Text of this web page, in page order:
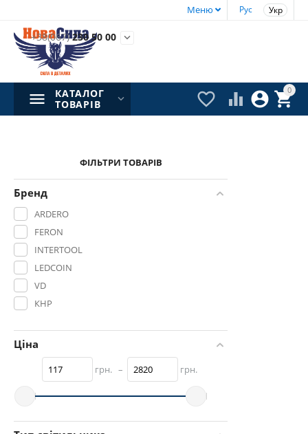
Рус Укр
Меню
+38(067)230 50 00 
0


 
КАТАЛОГ
ТОВАРІВ
ФІЛЬТРИ ТОВАРІВ
Бренд
ARDERO
FERON
INTERTOOL
LEDCOIN
VD
КНР
Ціна
грн. – грн.